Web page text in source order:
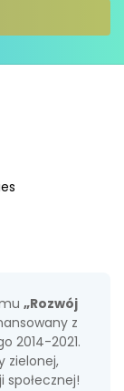
„Rozwój
z
2014-2021.
zielonej,